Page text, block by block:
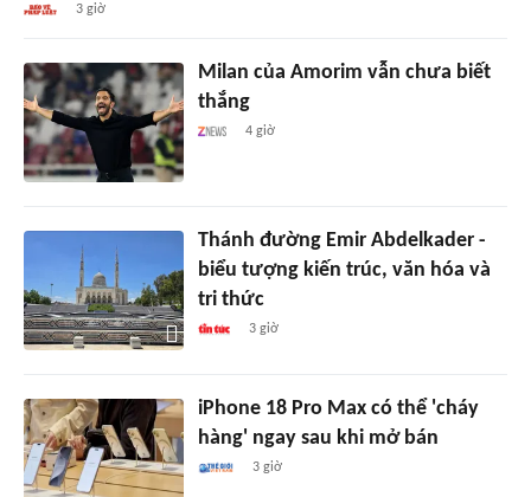
3 giờ
Milan của Amorim vẫn chưa biết
thắng
4 giờ
Thánh đường Emir Abdelkader -
biểu tượng kiến trúc, văn hóa và
tri thức
3 giờ
iPhone 18 Pro Max có thể 'cháy
hàng' ngay sau khi mở bán
3 giờ